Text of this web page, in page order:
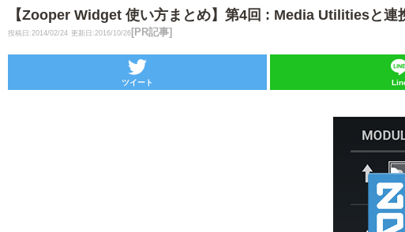
【Zooper Widget 使い方まとめ】第4回 : Media Utilitiesと連
投稿日:2014/02/24 更新日:2016/10/26 [PR記事]
ツイート